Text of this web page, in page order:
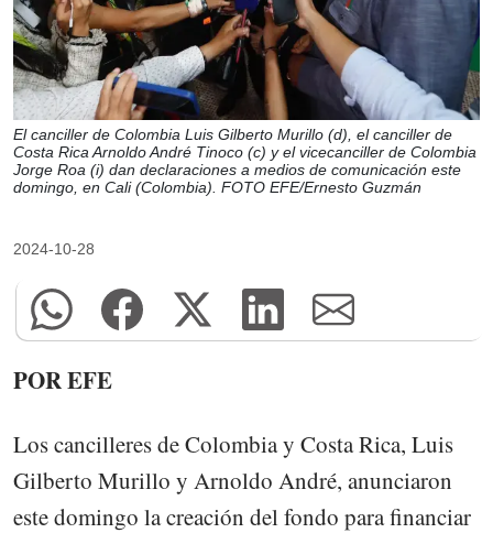
El canciller de Colombia Luis Gilberto Murillo (d), el canciller de
Costa Rica Arnoldo André Tinoco (c) y el vicecanciller de Colombia
Jorge Roa (i) dan declaraciones a medios de comunicación este
domingo, en Cali (Colombia). FOTO EFE/Ernesto Guzmán
2024-10-28
POR EFE
Los cancilleres de Colombia y Costa Rica, Luis
Gilberto Murillo y Arnoldo André, anunciaron
este domingo la creación del fondo para financiar